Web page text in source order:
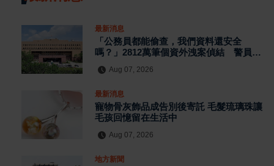
最新消息
「公務員都能偷查，我們資料還安全
嗎？」2812萬筆個資外洩案偵結 警員查
Aug 07, 2026
最新消息
寵物骨灰飾品成告別後寄託 毛髮琉璃珠讓
毛孩回憶留在生活中
Aug 07, 2026
地方新聞